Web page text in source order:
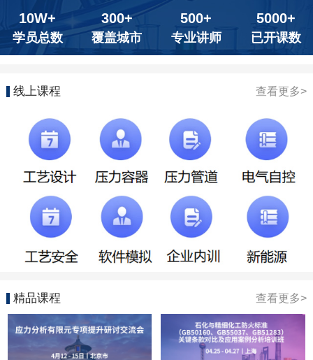
10W+
学员总数
300+
覆盖城市
500+
专业讲师
5000+
已开课数
线上课程 查看更多>
精品课程 查看更多>